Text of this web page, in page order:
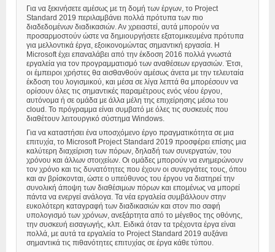
Για να ξεκινήσετε αμέσως με τη δομή των έργων, το Project
Standard 2019 περιλαμβάνει πολλά πρότυπα των πιο
διαδεδομένων διαδικασιών. Αν χρειαστεί, αυτά μπορούν να
προσαρμοστούν ώστε να δημιουργήσετε εξατομικευμένα πρότυπα
για μελλοντικά έργα, εξοικονομώντας σημαντική εργασία. Η
Microsoft έχει επαναλάβει από την έκδοση 2016 πολλά γνωστά
εργαλεία για τον προγραμματισμό των αναθέσεων εργασιών. Έτσι,
οι έμπειροι χρήστες θα αισθανθούν αμέσως άνετα με την τελευταία
έκδοση του λογισμικού, και μέσα σε λίγα λεπτά θα μπορέσουν να
ορίσουν όλες τις σημαντικές παραμέτρους ενός νέου έργου,
αυτόνομα ή σε ομάδα με άλλα μέλη της επιχείρησης μέσω του
cloud. Το πρόγραμμα είναι συμβατό με όλες τις συσκευές που
διαθέτουν λειτουργικό σύστημα Windows.
Για να καταστήσει ένα υποσχόμενο έργο πραγματικότητα σε μια
επιτυχία, το Microsoft Project Standard 2019 προσφέρει επίσης μια
καλύτερη διαχείριση των πόρων, δηλαδή των συνεργατών, του
χρόνου και άλλων στοιχείων. Οι ομάδες μπορούν να ενημερώνουν
τον χρόνο και τις δυνατότητες που έχουν οι συνεργάτες τους, όπου
και αν βρίσκονται, ώστε ο υπεύθυνος του έργου να διατηρεί την
συνολική άποψη των διαθέσιμων πόρων και επομένως να μπορεί
πάντα να ενεργεί ανάλογα. Τα νέα εργαλεία συμβάλλουν στην
ευκολότερη καταγραφή των διαδικασιών και στον πιο σαφή
υπολογισμό των χρόνων, ανεξάρτητα από το μέγεθος της οθόνης,
την συσκευή εισαγωγής, κλπ. Ειδικά όταν τα τρέχοντα έργα είναι
πολλά, με αυτά τα εργαλεία το Project Standard 2019 αυξάνει
σημαντικά τις πιθανότητες επιτυχίας σε έργα κάθε τύπου.